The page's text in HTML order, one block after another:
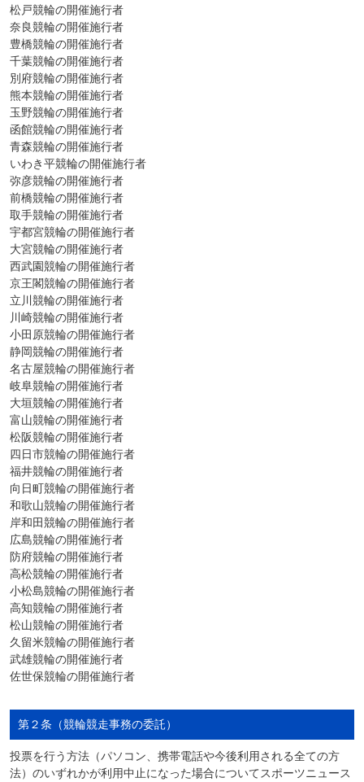
松戸競輪の開催施行者
奈良競輪の開催施行者
豊橋競輪の開催施行者
千葉競輪の開催施行者
別府競輪の開催施行者
熊本競輪の開催施行者
玉野競輪の開催施行者
函館競輪の開催施行者
青森競輪の開催施行者
いわき平競輪の開催施行者
弥彦競輪の開催施行者
前橋競輪の開催施行者
取手競輪の開催施行者
宇都宮競輪の開催施行者
大宮競輪の開催施行者
西武園競輪の開催施行者
京王閣競輪の開催施行者
立川競輪の開催施行者
川崎競輪の開催施行者
小田原競輪の開催施行者
静岡競輪の開催施行者
名古屋競輪の開催施行者
岐阜競輪の開催施行者
大垣競輪の開催施行者
富山競輪の開催施行者
松阪競輪の開催施行者
四日市競輪の開催施行者
福井競輪の開催施行者
向日町競輪の開催施行者
和歌山競輪の開催施行者
岸和田競輪の開催施行者
広島競輪の開催施行者
防府競輪の開催施行者
高松競輪の開催施行者
小松島競輪の開催施行者
高知競輪の開催施行者
松山競輪の開催施行者
久留米競輪の開催施行者
武雄競輪の開催施行者
佐世保競輪の開催施行者
第２条（競輪競走事務の委託）
投票を行う方法（パソコン、携帯電話や今後利用される全ての方
法）のいずれかが利用中止になった場合についてスポーツニュース